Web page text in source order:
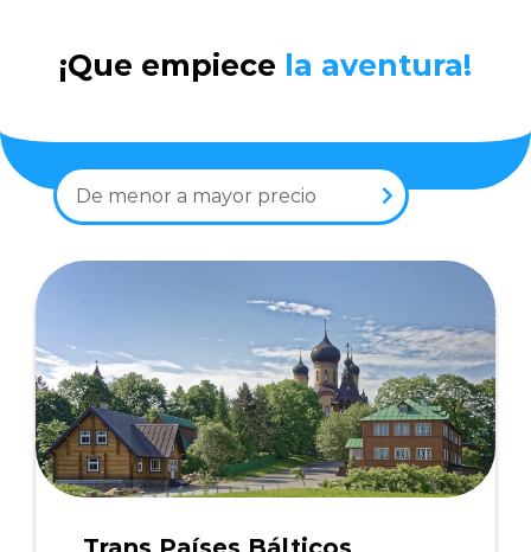
¡Que empiece la aventura!
De menor a mayor precio